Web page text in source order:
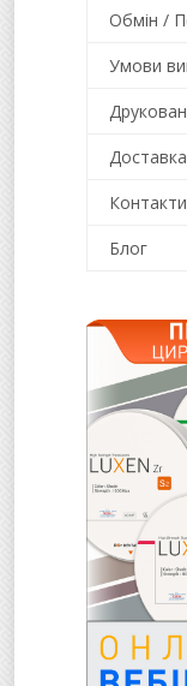
Обмін /
Умови
Контакти
Блог